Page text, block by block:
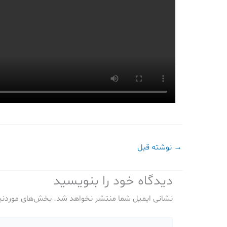
→ نوشته قبل
دیدگاه‌ خود را بنویسید
نشانی ایمیل شما منتشر نخواهد شد. بخش‌های